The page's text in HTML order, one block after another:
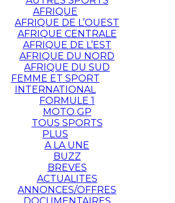
AFRIQUE
AFRIQUE DE L’OUEST
AFRIQUE CENTRALE
AFRIQUE DE L’EST
AFRIQUE DU NORD
AFRIQUE DU SUD
FEMME ET SPORT
INTERNATIONAL
FORMULE 1
MOTO GP
TOUS SPORTS
PLUS
A LA UNE
BUZZ
BREVES
ACTUALITES
ANNONCES/OFFRES